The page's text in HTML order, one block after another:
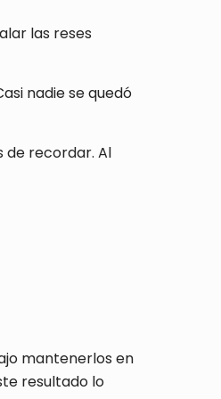
las reses
nadie se quedó
de recordar. Al
mantenerlos en
resultado lo